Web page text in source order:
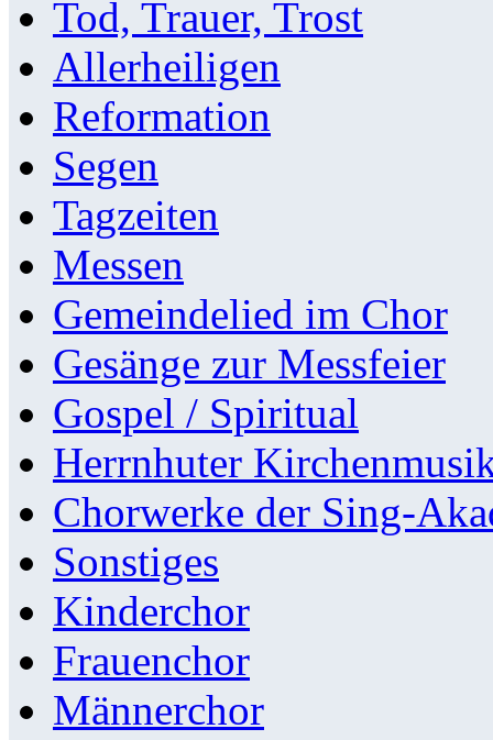
Tod, Trauer, Trost
Allerheiligen
Reformation
Segen
Tagzeiten
Messen
Gemeindelied im Chor
Gesänge zur Messfeier
Gospel / Spiritual
Herrnhuter
Chorwerke der Sing-
Sonstiges
Kinderchor
Frauenchor
Männerchor